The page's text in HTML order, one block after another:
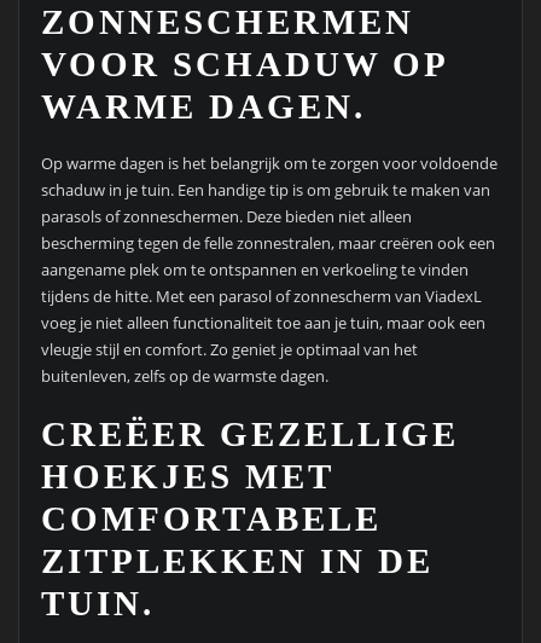
ZONNESCHERMEN
VOOR SCHADUW OP
WARME DAGEN.
Op warme dagen is het belangrijk om te zorgen voor voldoende
schaduw in je tuin. Een handige tip is om gebruik te maken van
parasols of zonneschermen. Deze bieden niet alleen
bescherming tegen de felle zonnestralen, maar creëren ook een
aangename plek om te ontspannen en verkoeling te vinden
tijdens de hitte. Met een parasol of zonnescherm van ViadexL
voeg je niet alleen functionaliteit toe aan je tuin, maar ook een
vleugje stijl en comfort. Zo geniet je optimaal van het
buitenleven, zelfs op de warmste dagen.
CREËER GEZELLIGE
HOEKJES MET
COMFORTABELE
ZITPLEKKEN IN DE
TUIN.